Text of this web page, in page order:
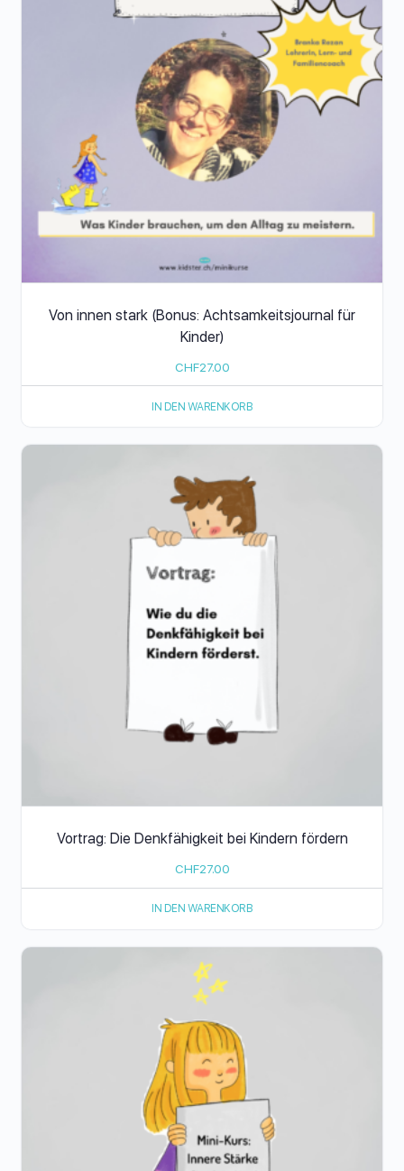
Von innen stark (Bonus: Achtsamkeitsjournal für
Kinder)
CHF27.00
IN DEN WARENKORB
Vortrag: Die Denkfähigkeit bei Kindern fördern
CHF27.00
IN DEN WARENKORB